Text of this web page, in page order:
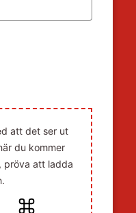
att det ser ut
du kommer
pröva att ladda